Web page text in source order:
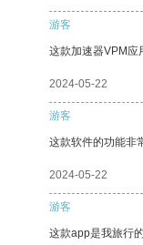
游客
这款加速器VPM应
2024-05-22
游客
这款软件的功能非
2024-05-22
游客
这款app是我旅行